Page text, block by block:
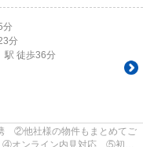
分
分
駅 徒歩36分
②他社様の物件もまとめてご
オンライン内見対応 ⑤初期